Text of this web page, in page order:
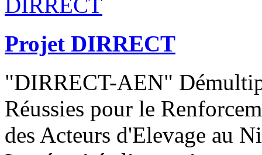
Projet DIRRECT
"DIRRECT-AEN"
Réussies pour le
des Acteurs d'Elevage